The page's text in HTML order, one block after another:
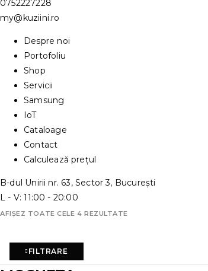
0752227228
my@kuziini.ro
Despre noi
Portofoliu
Shop
Servicii
Samsung
IoT
Cataloage
Contact
Calculează prețul
B-dul Unirii nr. 63, Sector 3, București
L - V: 11:00 - 20:00
AFIȘEZ TOATE CELE 4 REZULTATE
FILTRARE